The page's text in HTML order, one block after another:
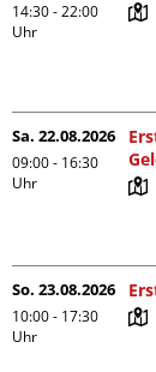
14:30 - 22:00
Uhr
Sa. 22.08.2026
09:00 - 16:30
Uhr
So. 23.08.2026
10:00 - 17:30
Uhr